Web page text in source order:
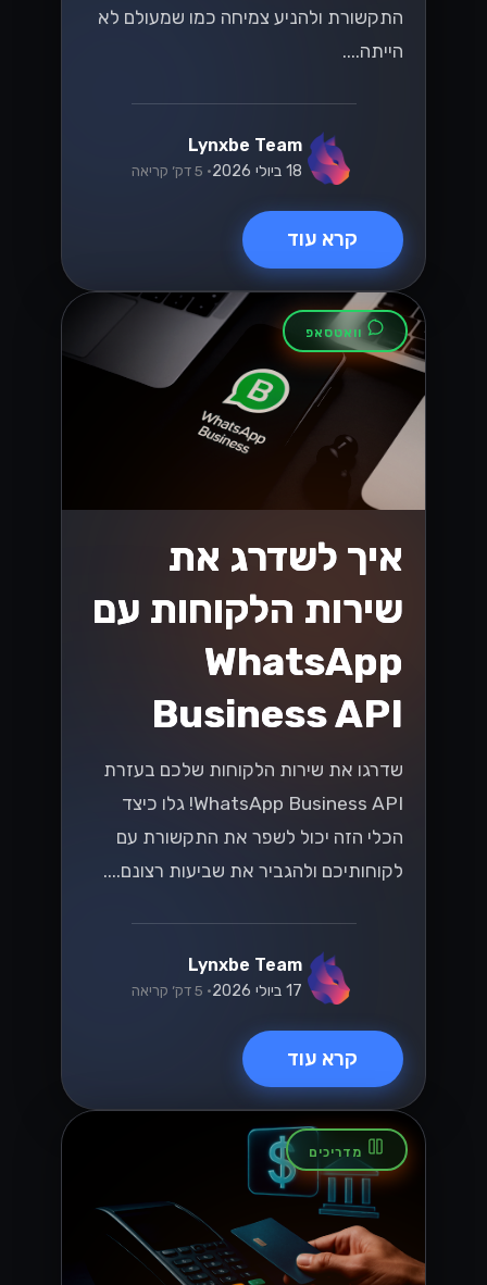
הזדמנויות חדשות
עם WhatsApp
Cloud API
לעסקים בישראל
את כללי המשחק לעסקים בישראל! עם
הזדמנויות חדשות ליצירת קשר עם לקוחות,
ליעילה יותר....
Lynxbe Team
8 ביולי 2026 • 5 דק׳ קריאה
טכנולוגיה
ניווט בשינויים
במיסוי בישראל: מה
שעסקים קטנים
ובינוניים צריכים
לדעת